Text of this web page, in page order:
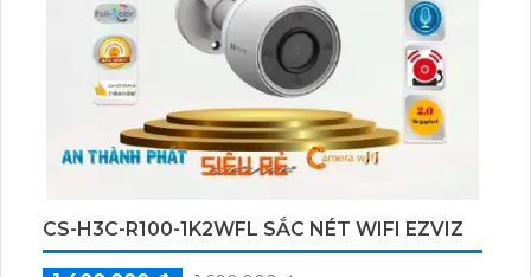
lượng màu sắc của hình ảnh ban đêm cũng được
đảm bảo, mang lại trải nghiệm giám sát tốt mọi lúc.
CS-H3C-R100-1K2WFL SẮC NÉT WIFI EZVIZ